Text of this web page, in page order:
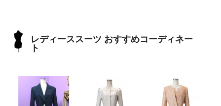
レディーススーツ おすすめコーディネー
ト